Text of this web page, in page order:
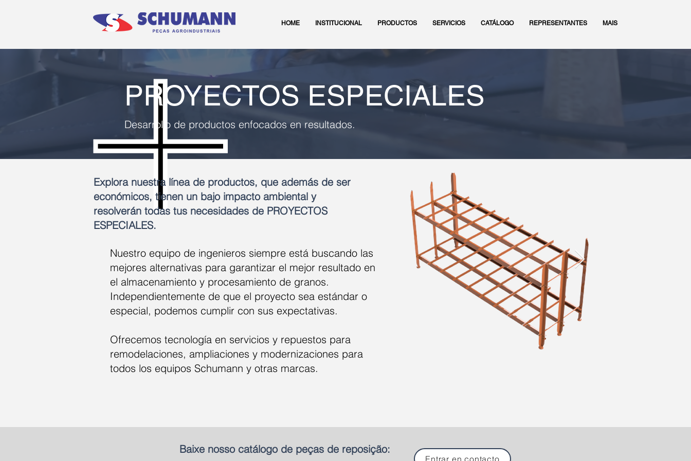
HOME INSTITUCIONAL PRODUCTOS SERVICIOS CATÁLOGO REPRESENTANTES MAIS
PROYECTOS ESPECIALES
Desarrollo de productos enfocados en resultados.
Explora nuestra línea de productos, que además de ser
económicos, tienen un bajo impacto ambiental y
resolverán todas tus necesidades de PROYECTOS
ESPECIALES.
Nuestro equipo de ingenieros siempre está buscando las
mejores alternativas para garantizar el mejor resultado en
el almacenamiento y procesamiento de granos.
Independientemente de que el proyecto sea estándar o
especial, podemos cumplir con sus expectativas.
Ofrecemos tecnología en servicios y repuestos para
remodelaciones, ampliaciones y modernizaciones para
todos los equipos Schumann y otras marcas.
Baixe nosso catálogo de peças de reposição:
Entrar en contacto